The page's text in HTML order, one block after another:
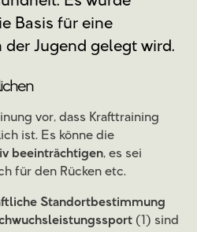
Basis für eine
Jugend gelegt wird.
vor, dass Krafttraining
ist. Es könne die
beeinträchtigen, es sei
für den Rücken etc.
Standortbestimmung
(1) sind